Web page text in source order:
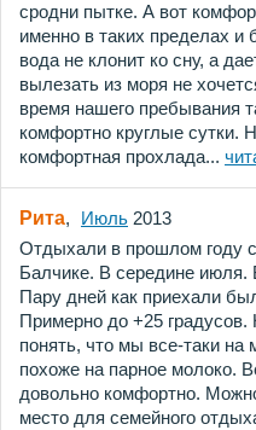
сродни пытке. А вот
именно в таких пределах и
вода не клонит ко сну, а
вылезать из моря не
время нашего пребывания
комфортно круглые сутки.
комфортная прохлада...
Рита, Июль 2013
Отдыхали в прошлом году
Балчике. В середине июля.
Пару дней как приехали
Примерно до +25
понять, что мы все-таки
похоже на парное молоко.
довольно комфортно.
место для семейного